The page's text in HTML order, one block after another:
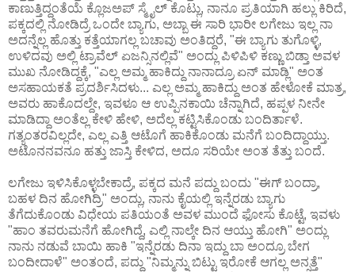
ಕಾಣುತ್ತಿದ್ದಂತೆಯೆ ಕ್ಲೊಜ‌ಅಪ್ ಸ್ಮೈಲ್ ಕೊಟ್ಲು, ನಾನೂ ಪ್ರತಿಯಾಗಿ ಹಲ್ಲು ಕಿರಿದೆ,
ಪಕ್ಕದಲ್ಲಿ ನೋಡಿದ್ರೆ ಒಂದೇ ಬ್ಯಾಗು, ಅಬ್ಬಾ ಈ ಸಾರಿ ಭಾರೀ ಲಗೇಜು ಇಲ್ಲ ನಾ
ಅದನ್ನೆಲ್ಲ ಹೊತ್ತು ಕತ್ತೆಯಾಗಲ್ಲ ಬಚಾವು ಅಂತಿದ್ದರೆ, "ಈ ಬ್ಯಾಗು ತುಗೊಳ್ಳಿ,
ಉಳಿದವು ಅಲ್ಲಿ ಟ್ರಾವೆಲ್ ಏಜನ್ಸಿನಲ್ಲಿವೆ" ಅಂದ್ಲು ಪಿಳಿಪಿಳಿ ಕಣ್ಣು ಬಿಡ್ತಾ ಅವಳ
ಮುಖ ನೋಡಿದ್ದಕ್ಕೆ, "ಎಲ್ಲ ಅಮ್ಮ ಹಾಕಿದ್ದು ನಾನಾದ್ರೂ ಏನ್ ಮಾಡ್ಲಿ" ಅಂತ
ಅಸಹಾಯಕತೆ ಪ್ರದರ್ಶಿಸಿದಳು... ಎಲ್ಲ ಅಮ್ಮ ಹಾಕಿದ್ದು ಅಂತ ಹೇಳೋಕೆ ಮಾತ್ರ,
ಅವರು ಹಾಕೊದಲ್ದೇ, ಇವಳೂ ಆ ಉಪ್ಪಿನಕಾಯಿ ಚೆನ್ನಾಗಿದೆ, ಹಪ್ಪಳ ನೀನೇ
ಮಾಡಿದ್ದಾ ಅಂತೆಲ್ಲ ಕೇಳಿ ಹೇಳಿ, ಅದೆಲ್ಲ ಕಟ್ಟಿಸಿಕೊಂಡು ಬಂದಿರ್ತಾಳೆ.
ಗತ್ಯಂತರವಿಲ್ಲದೇ, ಎಲ್ಲ ಎತ್ತಿ ಆಟೊಗೆ ಹಾಕಿಕೊಂಡು ಮನೆಗೆ ಬಂದಿದ್ದಾಯ್ತು.
ಅಟೊನನವನೂ ಹತ್ತು ಜಾಸ್ತಿ ಕೇಳಿದ, ಅದೂ ಸರಿಯೇ ಅಂತ ತೆತ್ತು ಬಂದೆ.
ಲಗೇಜು ಇಳಿಸಿಕೊಳ್ಳಬೇಕಾದ್ರೆ, ಪಕ್ಕದ ಮನೆ ಪದ್ದು ಬಂದು "ಈಗ್ ಬಂದ್ರಾ,
ಬಹಳ ದಿನ ಹೋಗಿದ್ರಿ" ಅಂದ್ಲು, ನಾನು ಕೈಯಲ್ಲಿ ಇನ್ನೆರಡು ಬ್ಯಾಗು
ತೆಗೆದುಕೊಂಡು ವಿಧೇಯ ಪತಿಯಂತೆ ಅವಳ ಮುಂದೆ ಫೋಸು ಕೊಟ್ಟೆ, ಇವಳು
"ಹಾಂ ತವರುಮನೆಗೆ ಹೋಗಿದ್ದೆ, ಎಲ್ಲಿ ನಾಲ್ಕೇ ದಿನ ಆಯ್ತು ಹೋಗಿ" ಅಂದ್ಲು
ನಾನು ನಡುವೆ ಬಾಯಿ ಹಾಕಿ "ಇನ್ನೆರಡು ದಿನಾ ಇದ್ದು ಬಾ ಅಂದ್ರೂ ಬೇಗ
ಬಂದೀದಾಳೆ" ಅಂತಂದೆ, ಪದ್ದು "ನಿಮ್ಮನ್ನು ಬಿಟ್ಟು ಇರೋಕೆ ಆಗಲ್ಲ ಅನ್ಸತ್ತೆ"